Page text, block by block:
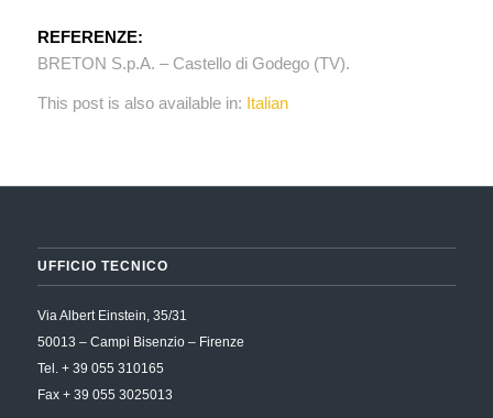
REFERENZE:
BRETON S.p.A. – Castello di Godego (TV).
This post is also available in: Italian
UFFICIO TECNICO
Via Albert Einstein, 35/31
50013 – Campi Bisenzio – Firenze
Tel. + 39 055 310165
Fax + 39 055 3025013